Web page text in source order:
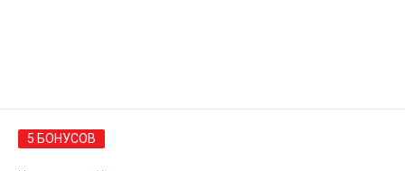
5 БОНУСОВ